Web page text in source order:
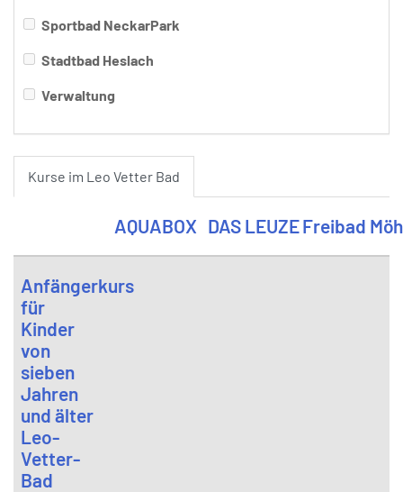
Sportbad NeckarPark
Stadtbad Heslach
Verwaltung
Kurse im Leo Vetter Bad
AQUABOX DAS LEUZEFreibad
Anfängerkurs
für
Kinder
von
sieben
Jahren
und älter
Leo-
Vetter-
Bad